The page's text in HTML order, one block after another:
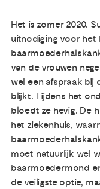
Het is zomer 2020.
uitnodiging voor het
van de vrouwen
wel een afspraak bij
blijkt. Tijdens het
bloedt ze hevig. De
het ziekenhuis,
moet natuurlijk wel
baarmoedermond
de veiligste optie,